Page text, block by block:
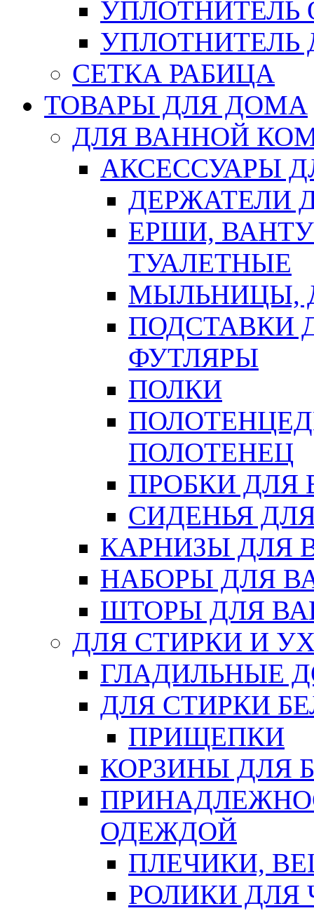
УПЛОТНИТЕЛЬ
СЕТКА РАБИЦА
ТОВАРЫ ДЛЯ ДОМА
ДЛЯ ВАННОЙ
АКСЕССУАРЫ
ДЕРЖАТЕЛИ
ЕРШИ,
ТУАЛЕТНЫЕ
МЫЛЬНИЦЫ,
ПОДСТАВКИ
ФУТЛЯРЫ
ПОЛКИ
ПОЛОТЕНЕЦ
ПРОБКИ ДЛЯ
СИДЕНЬЯ
КАРНИЗЫ ДЛЯ
НАБОРЫ ДЛЯ
ШТОРЫ ДЛЯ
ДЛЯ СТИРКИ И
ГЛАДИЛЬНЫЕ
ДЛЯ СТИРКИ
ПРИЩЕПКИ
КОРЗИНЫ ДЛЯ
ОДЕЖДОЙ
ПЛЕЧИКИ,
РОЛИКИ ДЛЯ